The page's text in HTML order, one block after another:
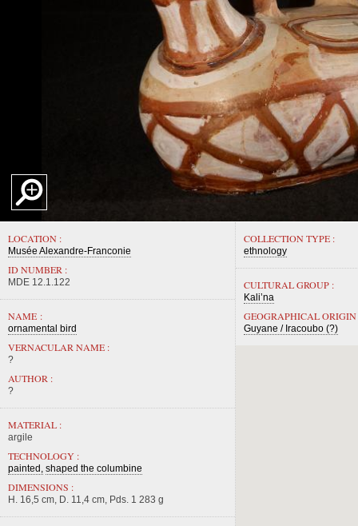
LOCATION :
Musée Alexandre-Franconie
ID NUMBER :
MDE 12.1.122
NAME :
ornamental bird
VERNACULAR NAME :
?
AUTHOR :
?
MATERIAL :
argile
TECHNOLOGY :
painted shaped the columbine
DIMENSIONS :
H. 16,5 cm, D. 11,4 cm, Pds. 1 283 g
COLLECTION TYPE :
ethnology
CULTURAL GROUP :
Kali’na
GEOGRAPHICAL ORIGIN
Guyane / Iracoubo (?)